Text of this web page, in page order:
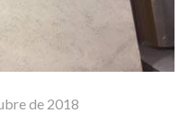
de 2018